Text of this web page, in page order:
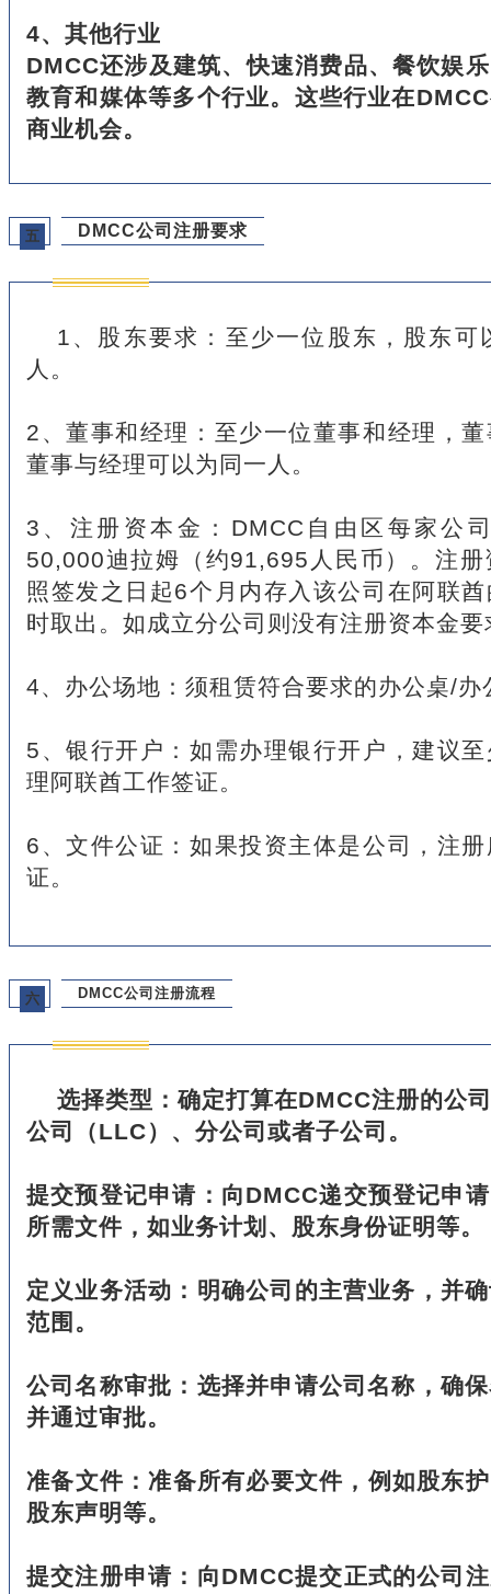
4、其他行业
DMCC还涉及建筑、快速消费品、餐饮娱
教育和媒体等多个行业。这些行业在
商业机会。
五 DMCC公司注册要求
1、股东要求：至少一位股东，股东可
人。
2、董事和经理：至少一位董事和经理，
董事与经理可以为同一人。
3、注册资本金：DMCC自由区每家公
50,000迪拉姆（约91,695人民币）。注
照签发之日起6个月内存入该公司在阿联
时取出。如成立分公司则没有注册资本金要
4、办公场地：须租赁符合要求的办公桌/办
5、银行开户：如需办理银行开户，建议
理阿联酋工作签证。
6、文件公证：如果投资主体是公司，注
证。
六 DMCC公司注册流程
选择类型：确定打算在DMCC注册的公
公司（LLC）、分公司或者子公司。
提交预登记申请：向DMCC递交预登记申
所需文件，如业务计划、股东身份证明等。
定义业务活动：明确公司的主营业务，并
范围。
公司名称审批：选择并申请公司名称，确
并通过审批。
准备文件：准备所有必要文件，例如股东
股东声明等。
提交注册申请：向DMCC提交正式的公司